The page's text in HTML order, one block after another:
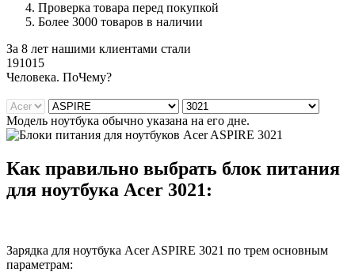
Проверка товара перед покупкой
Более 3000 товаров в наличии
За 8 лет нашими клиентами стали
191015
Человека. ПоЧему?
Модель ноутбука обычно указана на его дне.
Как правильно выбрать блок питания
для ноутбука Acer 3021:
Зарядка для ноутбука Acer ASPIRE 3021 по трем основным
параметрам: